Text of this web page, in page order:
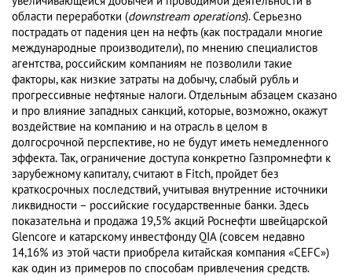
области переработки (downstream operations). Серьезно
пострадать от падения цен на нефть (как пострадали многие
международные производители), по мнению специалистов
агентства, российским компаниям не позволили такие
факторы, как низкие затраты на добычу, слабый рубль и
прогрессивные нефтяные налоги. Отдельным абзацем сказано
и про влияние западных санкций, которые, возможно, окажут
воздействие на компанию и на отрасль в целом в
долгосрочной перспективе, но не будут иметь немедленного
эффекта. Так, ограничение доступа конкретно Газпромнефти к
зарубежному капиталу, считают в Fitch, пройдет без
краткосрочных последствий, учитывая внутренние источники
ликвидности – российские государственные банки. Здесь
показательна и продажа 19,5% акций Роснефти швейцарской
Glencore и катарскому инвестфонду QIA (совсем недавно
14,16% из этой части приобрела китайская компания «CEFC»)
как один из примеров по способам привлечения средств.